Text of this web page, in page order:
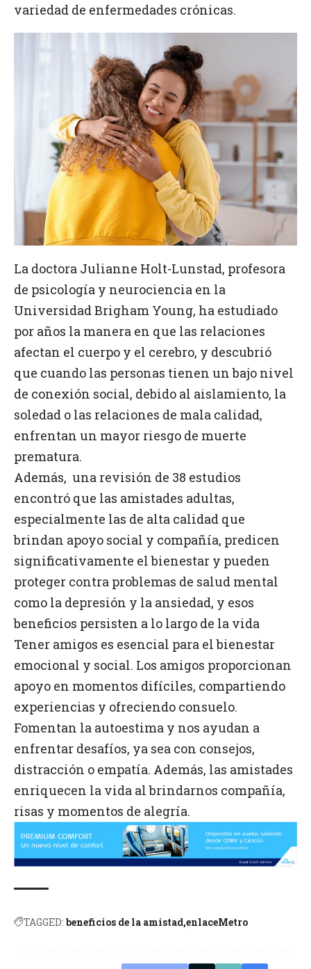
variedad de enfermedades crónicas.
La doctora Julianne Holt-Lunstad, profesora
de psicología y neurociencia en la
Universidad Brigham Young, ha estudiado
por años la manera en que las relaciones
afectan el cuerpo y el cerebro, y descubrió
que cuando las personas tienen un bajo nivel
de conexión social, debido al aislamiento, la
soledad o las relaciones de mala calidad,
enfrentan un mayor riesgo de muerte
prematura.
Además, una revisión de 38 estudios
encontró que las amistades adultas,
especialmente las de alta calidad que
brindan apoyo social y compañía, predicen
significativamente el bienestar y pueden
proteger contra problemas de salud mental
como la depresión y la ansiedad, y esos
beneficios persisten a lo largo de la vida
Tener amigos es esencial para el bienestar
emocional y social. Los amigos proporcionan
apoyo en momentos difíciles, compartiendo
experiencias y ofreciendo consuelo.
Fomentan la autoestima y nos ayudan a
enfrentar desafíos, ya sea con consejos,
distracción o empatía. Además, las amistades
enriquecen la vida al brindarnos compañía,
risas y momentos de alegría.
TAGGED: beneficios de la amistad enlaceMetro